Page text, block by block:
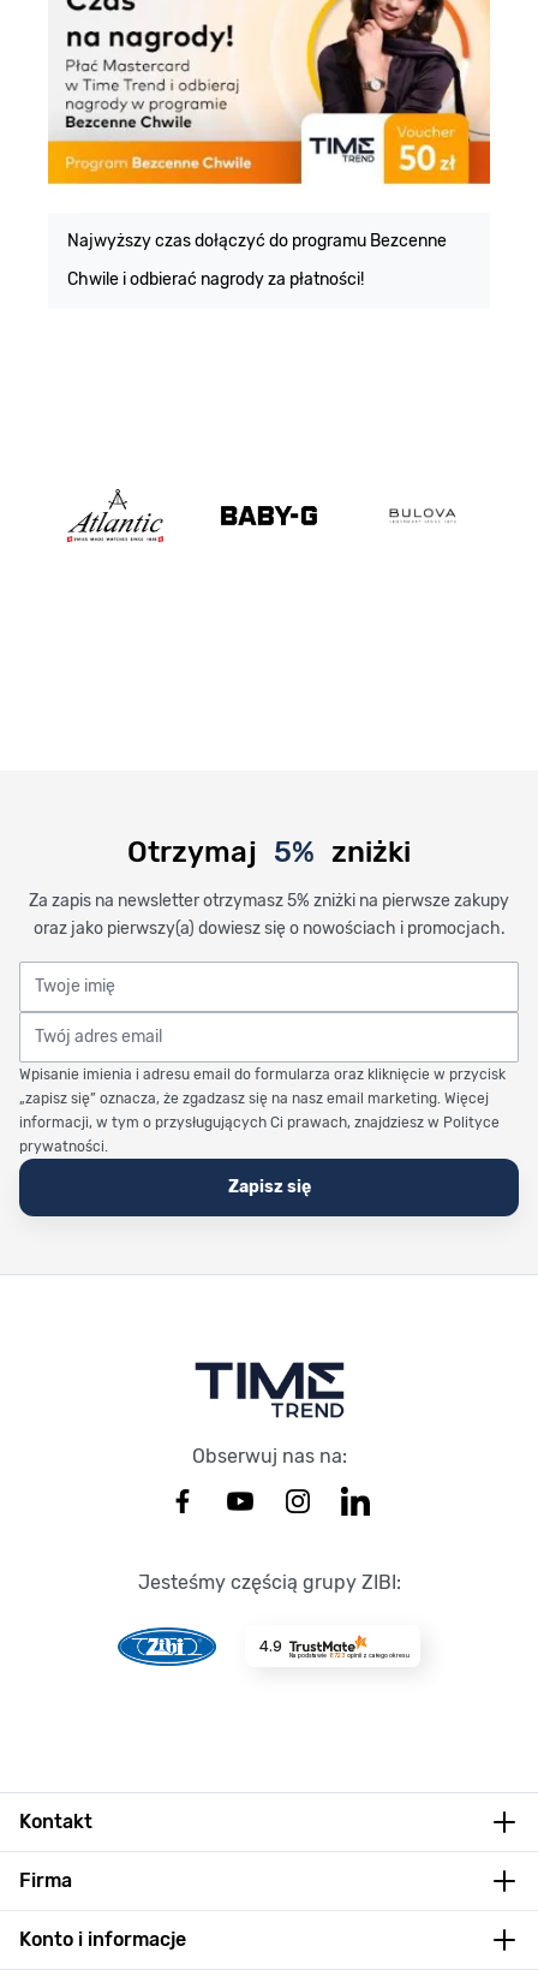
Najwyższy czas dołączyć do programu Bezcenne
Chwile i odbierać nagrody za płatności!
Otrzymaj 5% zniżki
Za zapis na newsletter otrzymasz 5% zniżki na pierwsze zakupy
oraz jako pierwszy(a) dowiesz się o nowościach i promocjach.
Twoje imię
Twój adres email
Wpisanie imienia i adresu email do formularza oraz kliknięcie w przycisk
„zapisz się” oznacza, że zgadzasz się na nasz email marketing. Więcej
informacji, w tym o przysługujących Ci prawach, znajdziesz w Polityce
prywatności.
Zapisz się
Obserwuj nas na:
Jesteśmy częścią grupy ZIBI:
4.9
Na podstawie 8723 opinii z całego okresu
Kontakt
Firma
Konto i informacje